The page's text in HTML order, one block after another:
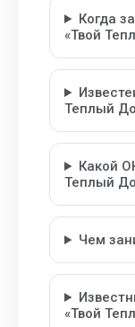
Когда
«Твой
Теплый
Какой
Теплый
Чем
«Твой